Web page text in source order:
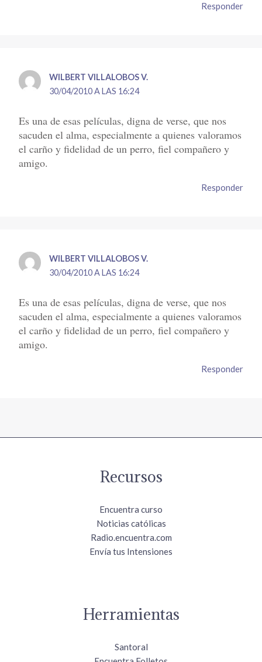
Responder
WILBERT VILLALOBOS V.
30/04/2010 A LAS 16:24
Es una de esas películas, digna de verse, que nos
sacuden el alma, especialmente a quienes valoramos
el carño y fidelidad de un perro, fiel compañero y
amigo.
Responder
WILBERT VILLALOBOS V.
30/04/2010 A LAS 16:24
Es una de esas películas, digna de verse, que nos
sacuden el alma, especialmente a quienes valoramos
el carño y fidelidad de un perro, fiel compañero y
amigo.
Responder
Recursos
Encuentra curso
Noticias católicas
Radio.encuentra.com
Envía tus Intensiones
Herramientas
Santoral